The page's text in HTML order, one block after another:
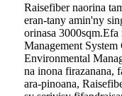
Raisefiber naorina
eran-tany amin'ny
orinasa
Management
Environmental
na inona firazanana,
ara-pinoana,